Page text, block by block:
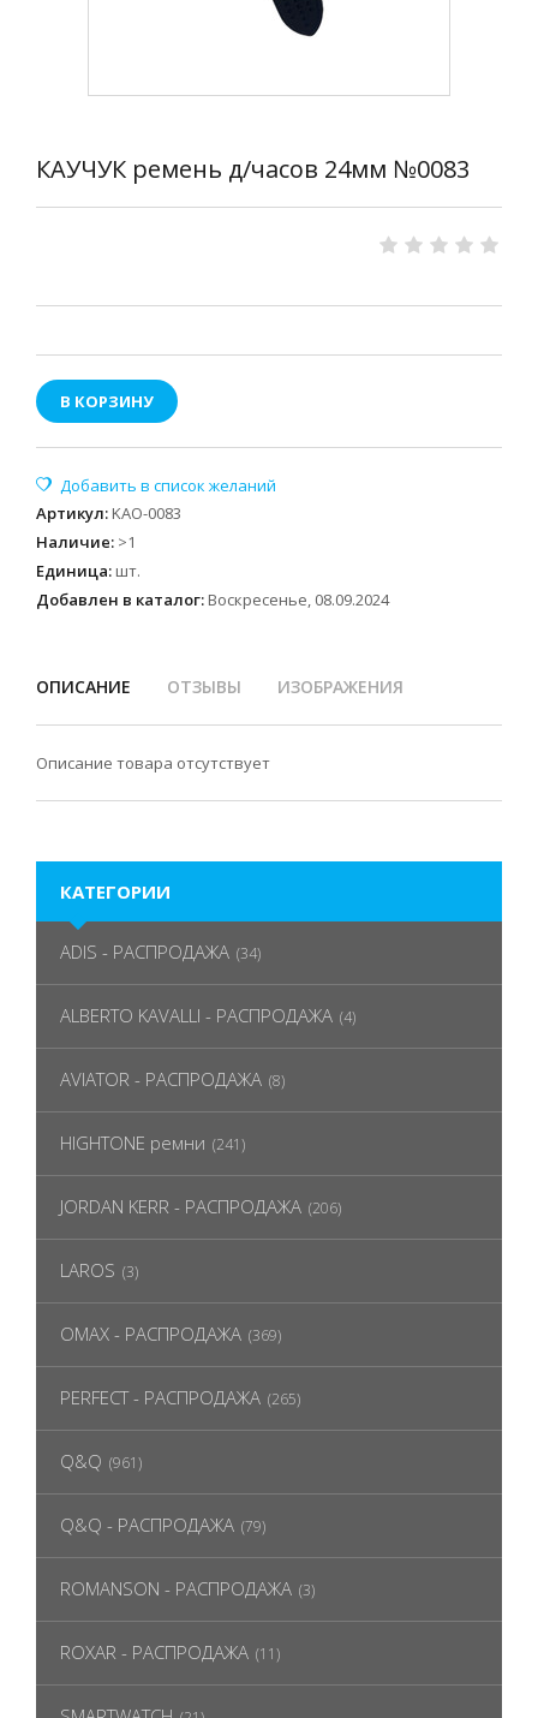
КАУЧУК ремень д/часов 24мм №0083
В КОРЗИНУ
Артикул: KAO-0083
Наличие: >1
Единица: шт.
Добавлен в каталог: Воскресенье, 08.09.2024
ОПИСАНИЕ ОТЗЫВЫ ИЗОБРАЖЕНИЯ
Описание товара отсутствует
КАТЕГОРИИ
ADIS - РАСПРОДАЖА (34)
ALBERTO KAVALLI - РАСПРОДАЖА (4)
AVIATOR - РАСПРОДАЖА (8)
HIGHTONE ремни (241)
JORDAN KERR - РАСПРОДАЖА (206)
LAROS (3)
OMAX - РАСПРОДАЖА (369)
PERFECT - РАСПРОДАЖА (265)
Q&Q (961)
Q&Q - РАСПРОДАЖА (79)
ROMANSON - РАСПРОДАЖА (3)
ROXAR - РАСПРОДАЖА (11)